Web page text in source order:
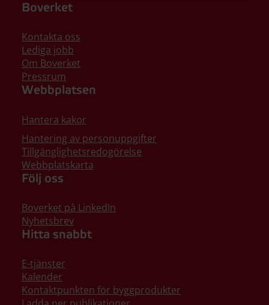
Boverket
Kontakta oss
Lediga jobb
Om Boverket
Pressrum
Webbplatsen
Hantera kakor
Hantering av personuppgifter
Tillgänglighetsredogörelse
Webbplatskarta
Följ oss
Boverket på LinkedIn
Nyhetsbrev
Hitta snabbt
E-tjänster
Kalender
Kontaktpunkten för byggprodukter